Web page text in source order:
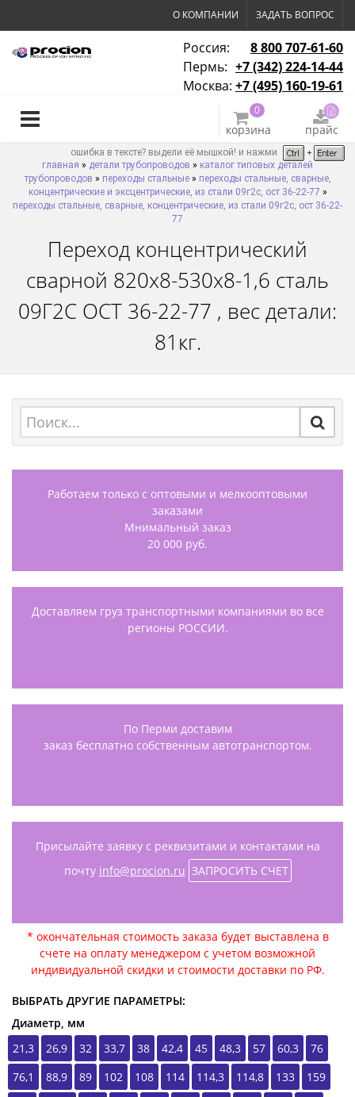
О КОМПАНИИ ЗАДАТЬ ВОПРОС
Россия:
8 800 707-61-60
Пермь: +7 (342) 224-14-44
Москва: +7 (495) 160-19-61
0
корзина прайс
ошибка в тексте? выдели её мышкой! и нажми
главная » детали трубопроводов » каталог типовых деталей
трубопроводов » переходы стальные» переходы стальные, сварные,
концентрические и эксцентрические, из стали 09г2с, ост 36-22-77 »
переходы стальные, сварные, концентрические, из стали 09г2с, ост 36-22-
77
Переход концентрический
сварной 820х8-530х8-1,6 сталь
09Г2С ОСТ 36-22-77 , вес детали:
81кг.
Работаем только с оптовыми и мелкооптовыми
заказами
Мнимальный заказ
20 000 руб.
Доставляем груз транспортными компаниями во все
регионы РОССИИ.
По Перми доставим
заказ бесплатно собственным автотранспортом.
Присылайте заявку с реквизитами и контактами на
почту info@procion.ru ЗАПРОСИТЬ СЧЕТ
* окончательная стоимость заказа будет выставлена в
счете на оплату менеджером с учетом возможной
индивидуальной скидки и стоимости доставки по РФ.
ВЫБРАТЬ ДРУГИЕ ПАРАМЕТРЫ:
Диаметр, мм
21,3
26,9 32 33,7 38 42,4 45 48,3 57 60,3
76
76,1
88,9 89 102 108 114 114,3 114,8 133
159